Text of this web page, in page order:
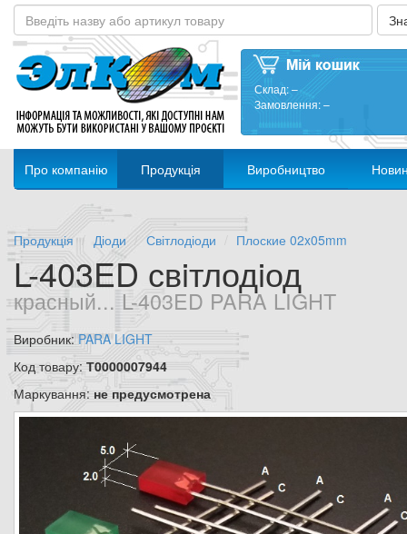
Склад:–
Замовлення:–
Про компанію Продукція Виробництво
Продукція Діоди Світлодіоди Плоские 02x05mm
L-403ED свiтлодiод
красный... L-403ED PARA LIGHT
Виробник:PARA LIGHT
Код товару: Т0000007944
Маркування: не предусмотрена